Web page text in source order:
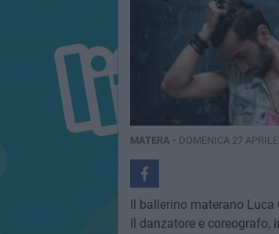
MATERA - DOMENICA 27
Il ballerino materano
Il danzatore e